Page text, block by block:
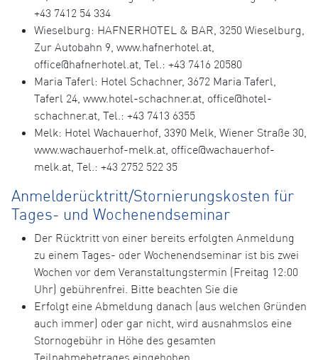
+43 7412 54 334
Wieselburg: HAFNERHOTEL & BAR, 3250 Wieselburg,
Zur Autobahn 9, www.hafnerhotel.at,
office@hafnerhotel.at, Tel.: +43 7416 20580
Maria Taferl: Hotel Schachner, 3672 Maria Taferl,
Taferl 24, www.hotel-schachner.at, office@hotel-
schachner.at, Tel.: +43 7413 6355
Melk: Hotel Wachauerhof, 3390 Melk, Wiener Straße 30,
www.wachauerhof-melk.at, office@wachauerhof-
melk.at, Tel.: +43 2752 522 35
Anmelderücktritt/Stornierungskosten für
Tages- und Wochenendseminar
Der Rücktritt von einer bereits erfolgten Anmeldung
zu einem Tages- oder Wochenendseminar ist bis zwei
Wochen vor dem Veranstaltungstermin (Freitag 12:00
Uhr) gebührenfrei. Bitte beachten Sie die
Erfolgt eine Abmeldung danach (aus welchen Gründen
auch immer) oder gar nicht, wird ausnahmslos eine
Stornogebühr in Höhe des gesamten